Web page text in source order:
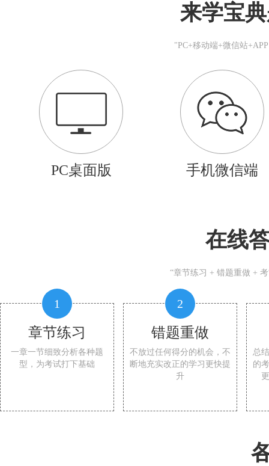
来学宝
"PC+移动端+微信站
PC桌面版 手机微信端
在线
“章节练习 + 错题重做 +
1
章节练习
一章一节细致分析各种题
型，为考试打下基础
2
错题重做
不放过任何得分的机会，不
断地充实改正的学习更快提
升
总
的